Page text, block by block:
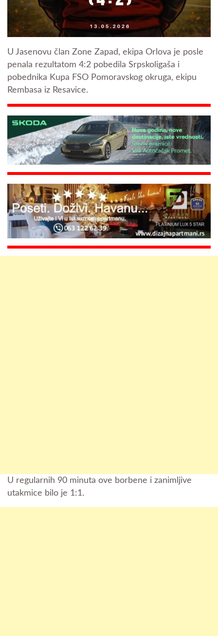
U Jasenovu član Zone Zapad, ekipa Orlova je posle
penala rezultatom 4:2 pobedila Srpskoligaša i
pobednika Kupa FSO Pomoravskog okruga, ekipu
Rembasa iz Resavice.
U regularnih 90 minuta ove borbene i zanimljive
utakmice bilo je 1:1.